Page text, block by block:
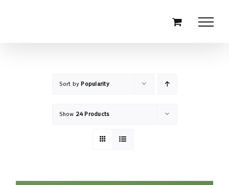
Sort byPopularity
Show 24 Products